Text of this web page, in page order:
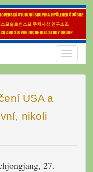
Toggle
USA a
nikoli
27.